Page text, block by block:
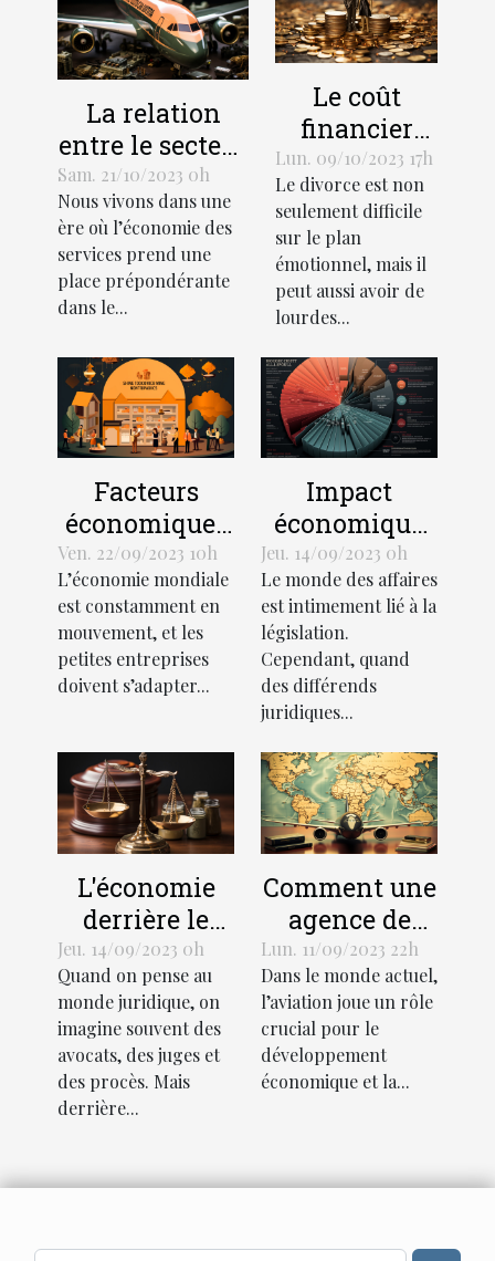
La relation
entre le secteur
des services et
le
développement
économique
Sam. 21/10/2023 0h
Nous vivons dans une
ère où l’économie des
services prend une
place prépondérante
dans le...
Le coût
financier
d'un divorce:
Comment
gérer votre
budget
Lun. 09/10/2023 17h
Le divorce est non
seulement difficile
sur le plan
émotionnel, mais il
peut aussi avoir de
lourdes...
Facteurs
économiques
influant sur la
croissance
des petites
entreprises
Ven. 22/09/2023 10h
L’économie mondiale
est constamment en
mouvement, et les
petites entreprises
doivent s’adapter...
Impact
économique
des litiges
juridiques
Jeu. 14/09/2023 0h
Le monde des affaires
est intimement lié à la
législation.
Cependant, quand
des différends
juridiques...
L'économie
derrière le
support
juridique :
coûts et
avantages
Jeu. 14/09/2023 0h
Quand on pense au
monde juridique, on
imagine souvent des
avocats, des juges et
des procès. Mais
derrière...
Comment une
agence de
traduction
aéronautique
peut stimuler
l'économie
mondiale
Lun. 11/09/2023 22h
Dans le monde actuel,
l’aviation joue un rôle
crucial pour le
développement
économique et la...